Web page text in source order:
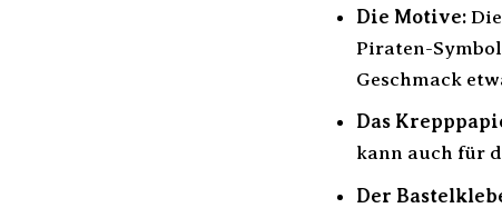
Die Motive:Die
Piraten-
Geschmack
Das
kann auch für
Der